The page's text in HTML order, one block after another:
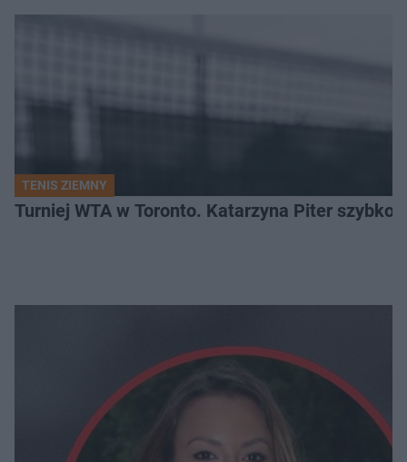
TENIS ZIEMNY
Turniej WTA w Toronto. Katarzyna Piter szybko